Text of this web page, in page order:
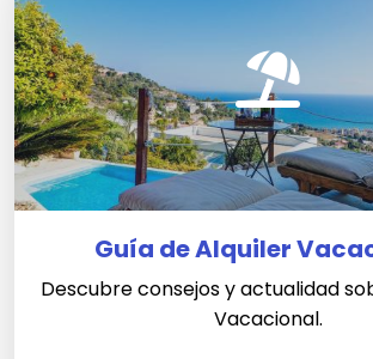
Guía de Alquiler
Descubre consejos y actualidad
Vacacional.